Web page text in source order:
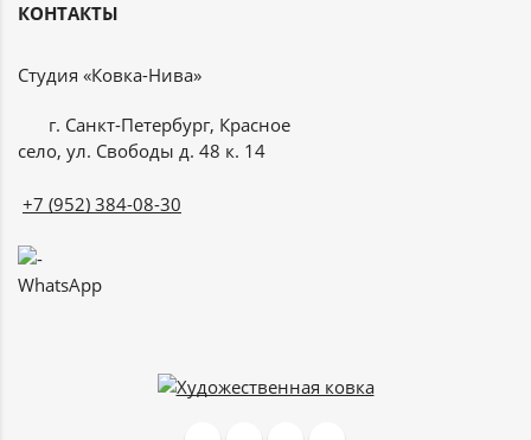
КОНТАКТЫ
Студия «Ковка-Нива»
г. Санкт-Петербург, Красное
село, ул. Свободы д. 48 к. 14
+7 (952) 384-08-30
WhatsApp